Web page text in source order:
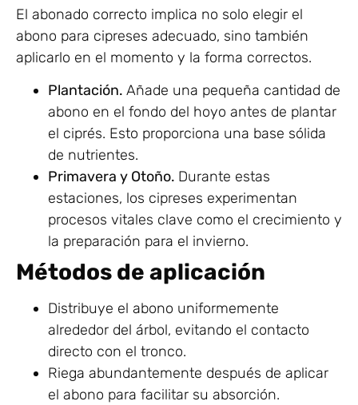
El abonado correcto implica no solo elegir el
abono para cipreses adecuado, sino también
aplicarlo en el momento y la forma correctos.
Plantación. Añade una pequeña cantidad de
abono en el fondo del hoyo antes de plantar
el ciprés. Esto proporciona una base sólida
de nutrientes.
Primavera y Otoño. Durante estas
estaciones, los cipreses experimentan
procesos vitales clave como el crecimiento y
la preparación para el invierno.
Métodos de aplicación
Distribuye el abono uniformemente
alrededor del árbol, evitando el contacto
directo con el tronco.
Riega abundantemente después de aplicar
el abono para facilitar su absorción.